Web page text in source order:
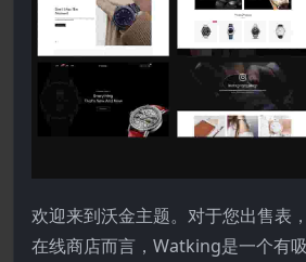
欢迎来到沃金主题。对于您出售表
在线商店而言，Watking是一个有吸